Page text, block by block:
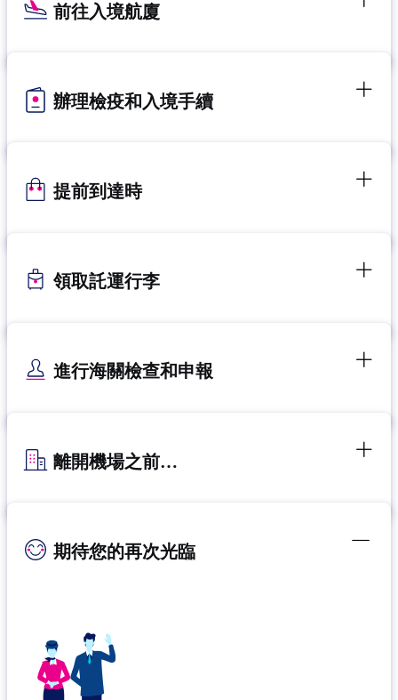
前往入境航廈
辦理檢疫和入境手續
提前到達時
領取託運行李
進行海關檢查和申報
離開機場之前…
期待您的再次光臨